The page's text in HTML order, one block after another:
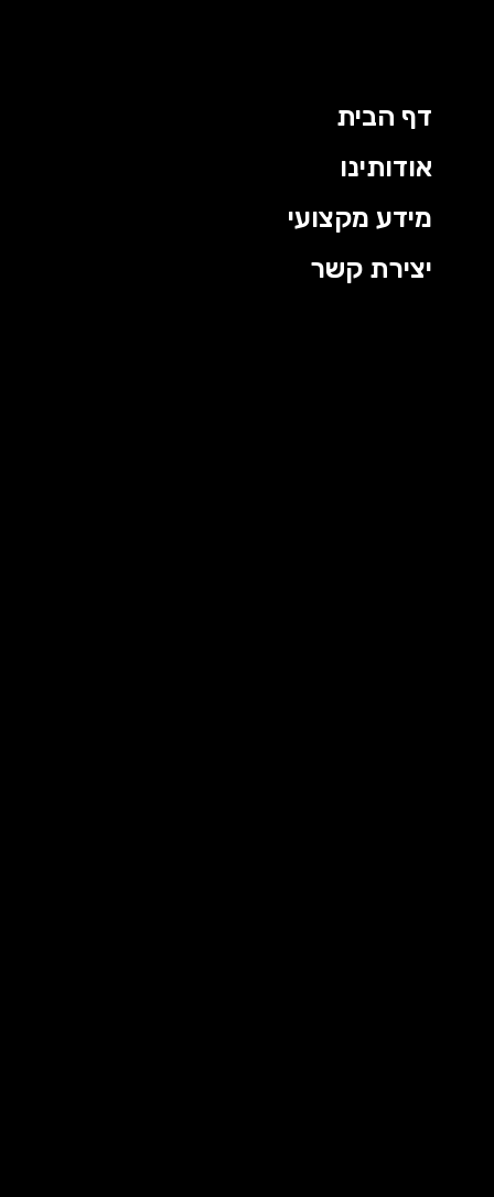
דף הבית
אודותינו
מידע מקצועי
יצירת קשר